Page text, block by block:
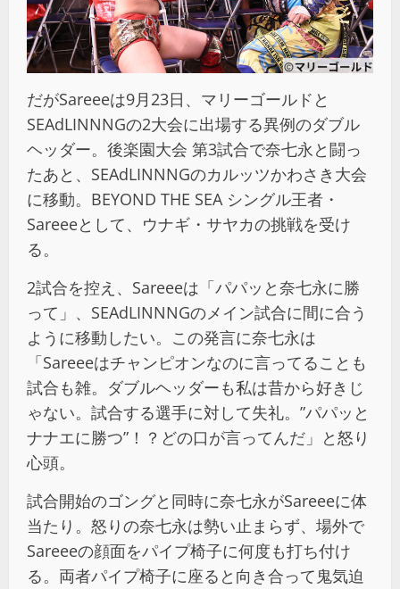
だがSareeeは9月23日、マリーゴールドと
SEAdLINNNGの2大会に出場する異例のダブル
ヘッダー。後楽園大会 第3試合で奈七永と闘っ
たあと、SEAdLINNNGのカルッツかわさき大会
に移動。BEYOND THE SEA シングル王者・
Sareeeとして、ウナギ・サヤカの挑戦を受け
る。
2試合を控え、Sareeeは「パパッと奈七永に勝
って」、SEAdLINNNGのメイン試合に間に合う
ように移動したい。この発言に奈七永は
「Sareeeはチャンピオンなのに言ってることも
試合も雑。ダブルヘッダーも私は昔から好きじ
ゃない。試合する選手に対して失礼。”パパッと
ナナエに勝つ”！？どの口が言ってんだ」と怒り
心頭。
試合開始のゴングと同時に奈七永がSareeeに体
当たり。怒りの奈七永は勢い止まらず、場外で
Sareeeの顔面をパイプ椅子に何度も打ち付け
る。両者パイプ椅子に座ると向き合って鬼気迫